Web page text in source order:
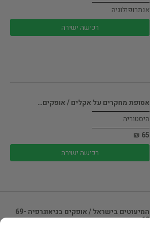
אנתרופולוגיה
רכישה ישירה
אסופת מחקרים על אקלים / אופקים…
היסטוריה
65 ₪
רכישה ישירה
המיעוטים בישראל / אופקים בגיאוגרפיה 69-
68…